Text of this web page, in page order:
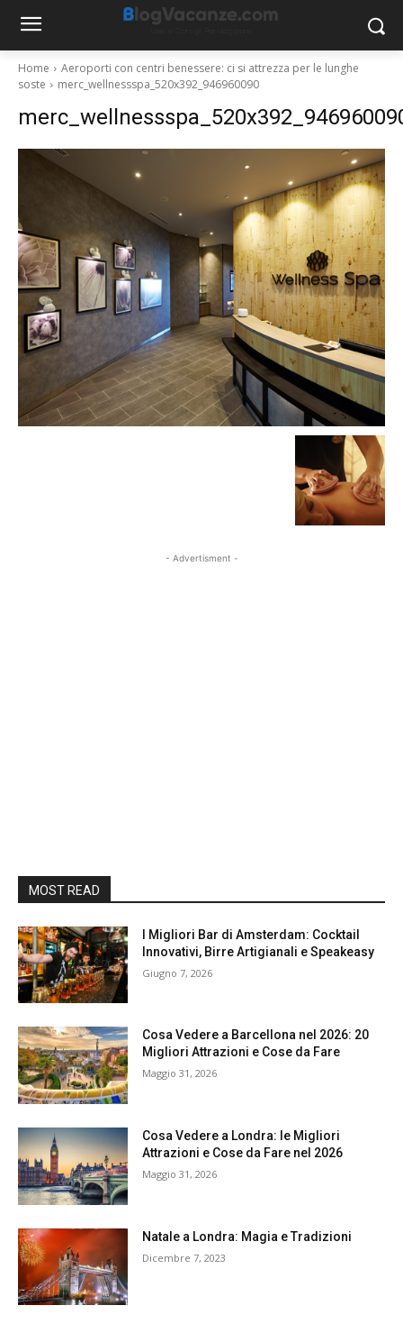
Home
Aeroporti con centri benessere: ci si attrezza per le lunghe
soste
merc_wellnessspa_520x392_946960090
- Advertisment -
MOST READ
I Migliori Bar di Amsterdam: Cocktail
Innovativi, Birre Artigianali e Speakeasy
Giugno 7, 2026
Cosa Vedere a Barcellona nel 2026: 20
Migliori Attrazioni e Cose da Fare
Maggio 31, 2026
Cosa Vedere a Londra: le Migliori
Attrazioni e Cose da Fare nel 2026
Maggio 31, 2026
Natale a Londra: Magia e Tradizioni
Dicembre 7, 2023